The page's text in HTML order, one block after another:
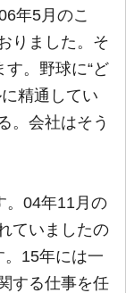
年5月のこ
りました。そ
す。野球に“ど
精通してい
。会社はそう
04年11月の
ていましたの
15年には一
する仕事を任